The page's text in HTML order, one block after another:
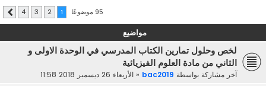
95 موضوعًا 2
3
4 التالي
مواضيع
لخص وحلول تمارين الكتاب المدرسي في الوحدة الاولى و
الثاني من مادة العلوم الفيزيائية
آخر مشاركة بواسطة bac2019
« الأربعاء 26 ديسمبر 2018 11:58